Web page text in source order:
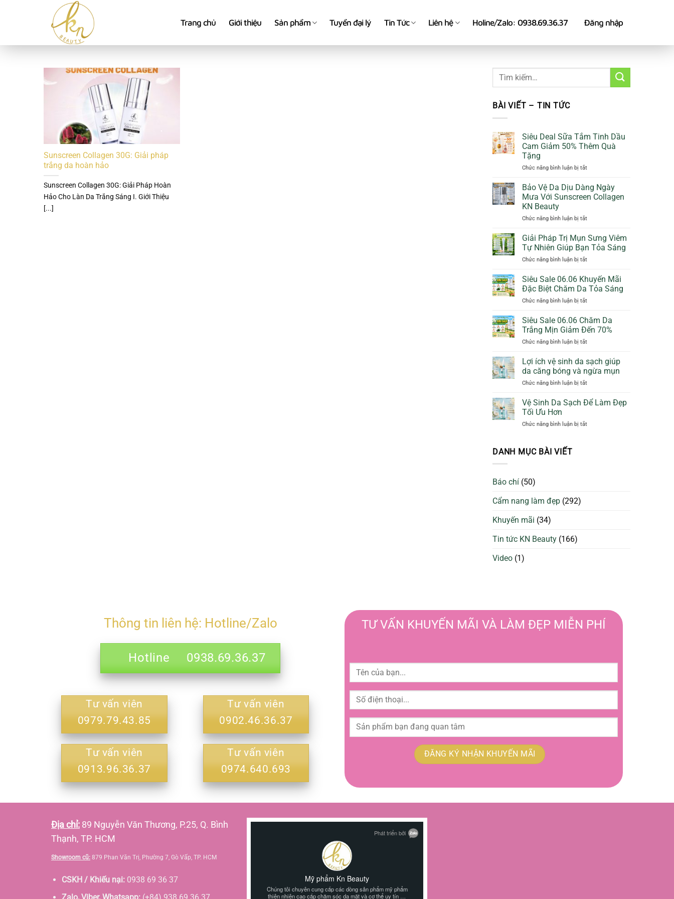
dung
Trang chủ Giới thiệu Sản phẩm Tuyển đại lý Tin Tức Liên hệ Holine/Zalo: 0938.69.36.37 Đăng nhập
Sunscreen Collagen 30G: Giải pháp
trắng da hoàn hảo
Sunscreen Collagen 30G: Giải Pháp Hoàn
Hảo Cho Làn Da Trắng Sáng I. Giới Thiệu
[...]
BÀI VIẾT – TIN TỨC
Siêu Deal Sữa Tắm Tinh Dầu
Cam Giảm 50% Thêm Quà
Tặng
Chức năng bình luận bị tắtở
Deal
Sữa
Tắm
Dầu
Giảm
50%
Thêm
Quà
Bảo Vệ Da Dịu Dàng Ngày
Mưa Với Sunscreen Collagen
KN Beauty
Chức năng bình luận bị tắtở
Vệ
Da
Dịu
Dàng
Mưa
Với
Collagen
Beauty
Giải Pháp Trị Mụn Sưng Viêm
Tự Nhiên Giúp Bạn Tỏa Sáng
Chức năng bình luận bị tắtở
Pháp
Trị
Mụn
Sưng
Tự
Nhiên
Bạn
Sáng
Siêu Sale 06.06 Khuyến Mãi
Đặc Biệt Chăm Da Tỏa Sáng
Chức năng bình luận bị tắtở
Sale
06.06
Khuyến
Mãi
Biệt
Chăm
Da
Tỏa
Siêu Sale 06.06 Chăm Da
Trắng Mịn Giảm Đến 70%
Chức năng bình luận bị tắtở
06.06
Chăm
Da
Mịn
70%
Lợi ích vệ sinh da sạch giúp
da căng bóng và ngừa mụn
Chức năng bình luận bị tắtở
ích
da
Vệ Sinh Da Sạch Để Làm Đẹp
Tối Ưu Hơn
Chức năng bình luận bị tắtở
DANH MỤC BÀI VIẾT
Báo chí (50)
Cẩm nang làm đẹp (292)
Khuyến mãi (34)
Tin tức KN Beauty (166)
Video (1)
Thông tin liên hệ: Hotline/Zalo
Hotline 0938.69.36.37
Tư vấn viên
0979.79.43.85
Tư vấn viên
0913.96.36.37
Tư vấn viên
0902.46.36.37
Tư vấn viên
0974.640.693
TƯ VẤN KHUYẾN MÃI VÀ LÀM ĐẸP MIỄN PHÍ
Địa chỉ: 89 Nguyễn Văn Thương, P.25, Q. Bình
Thạnh, TP. HCM
Showroom cũ: 879 Phan Văn Trị, Phường 7, Gò Vấp, TP. HCM
CSKH / Khiếu nại:0938 69 36 37